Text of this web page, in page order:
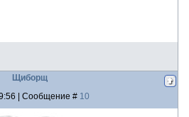
Щиборщ
| Сообщение # 10